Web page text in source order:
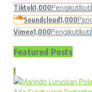
Tiktok1,000PengikutIkuti
Soundcloud1,000
Vimeo1,000PengikutIkuti
Featured Posts
1